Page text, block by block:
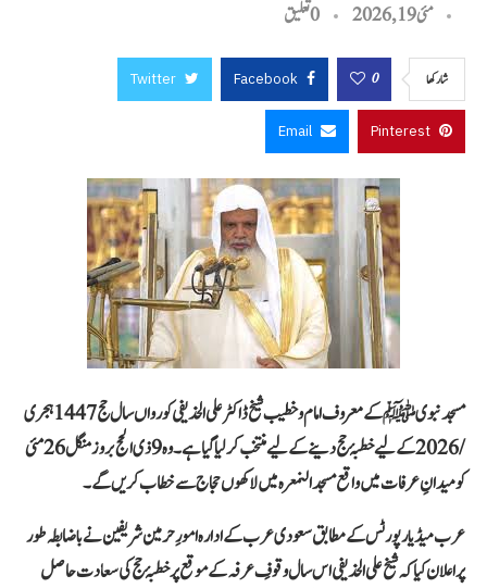
مئی 19, 2026 0 تعليق
شاركها 0
Facebook
Twitter
Pinterest
Email
مسجد نبوی ﷺ کے معروف امام و خطیب شیخ ڈاکٹر علی الحذیفی
کو رواں سال حج 1447 ہجری
/ 2026 کے لیے خطبۂ حج دینے کے لیے منتخب کر لیا گیا ہے۔ وہ 9 ذی الحج بروز منگل 26 مئی
کو میدانِ عرفات میں واقع مسجد النمعرہ میں لاکھوں حجاج سے خطاب کریں گے۔
عرب میڈیا رپورٹس کے مطابق سعودی عرب کے ادارہ امورِ حرمین شریفین نے باضابطہ طور
پر اعلان کیا کہ شیخ علی الحذیفی اس سال وقوفِ عرفہ کے موقع پر خطبۂ حج کی سعادت حاصل